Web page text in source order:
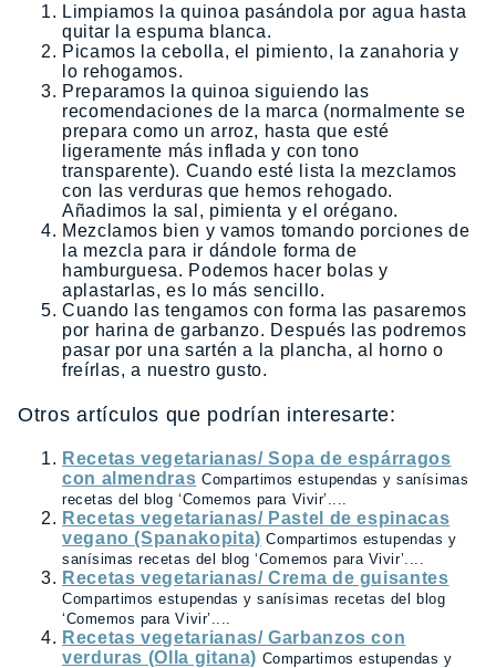
Limpiamos la quinoa pasándola por agua hasta
quitar la espuma blanca.
Picamos la cebolla, el pimiento, la zanahoria y
lo rehogamos.
Preparamos la quinoa siguiendo las
recomendaciones de la marca (normalmente se
prepara como un arroz, hasta que esté
ligeramente más inflada y con tono
transparente). Cuando esté lista la mezclamos
con las verduras que hemos rehogado.
Añadimos la sal, pimienta y el orégano.
Mezclamos bien y vamos tomando porciones de
la mezcla para ir dándole forma de
hamburguesa. Podemos hacer bolas y
aplastarlas, es lo más sencillo.
Cuando las tengamos con forma las pasaremos
por harina de garbanzo. Después las podremos
pasar por una sartén a la plancha, al horno o
freírlas, a nuestro gusto.
Otros artículos que podrían interesarte:
Recetas vegetarianas/ Sopa de espárragos
con almendras Compartimos estupendas y sanísimas
recetas del blog ‘Comemos para Vivir’....
Recetas vegetarianas/ Pastel de espinacas
vegano (Spanakopita) Compartimos estupendas y
sanísimas recetas del blog ‘Comemos para Vivir’....
Recetas vegetarianas/ Crema de guisantes
Compartimos estupendas y sanísimas recetas del blog
‘Comemos para Vivir’....
Recetas vegetarianas/ Garbanzos con
verduras (Olla gitana) Compartimos estupendas y